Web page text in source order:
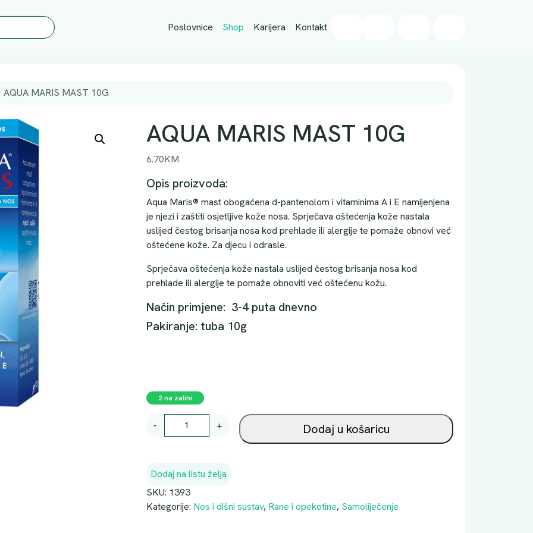
Poslovnice Shop Karijera Kontakt
AQUA MARIS MAST 10G
AQUA MARIS MAST 10G
6.70KM
Opis proizvoda:
Aqua Maris® mast obogaćena d-pantenolom i vitaminima A i E namijenjena
je njezi i zaštiti osjetljive kože nosa. Sprječava oštećenja kože nastala
uslijed čestog brisanja nosa kod prehlade ili alergije te pomaže obnovi već
oštećene kože. Za djecu i odrasle.
Sprječava oštećenja kože nastala uslijed čestog brisanja nosa kod
prehlade ili alergije te pomaže obnoviti već oštećenu kožu.
Način primjene: 3-4 puta dnevno
Pakiranje: tuba 10g
2 na zalihi
-
M
A
R
+ Dodaj u košaricu
Dodaj na listu želja
SKU: 1393
Kategorije: Nos i dišni sustav, Rane i opekotine, Samoliječenje